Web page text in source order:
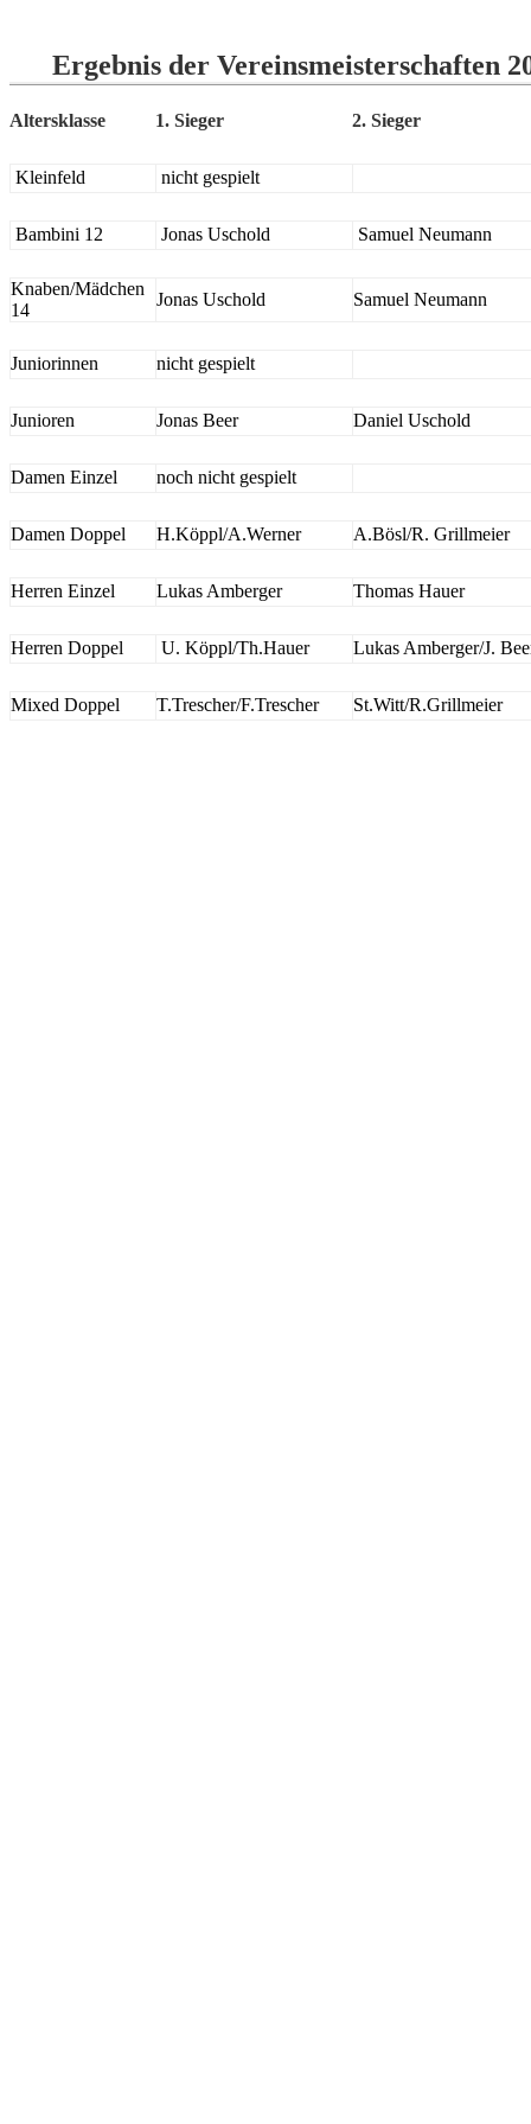
Ergebnis der Vereinsmeisterschaften
Altersklasse 1. Sieger 2. Sieger
Kleinfeld nicht gespielt
Bambini 12 Jonas Uschold Samuel Neumann
Knaben/Mädchen
14
Jonas Uschold Samuel Neumann
Juniorinnen nicht gespielt
Junioren Jonas Beer Daniel Uschold
Damen Einzel noch nicht gespielt
Damen Doppel H.Köppl/A.Werner A.Bösl/R. Grillmeier
Herren Einzel Lukas Amberger Thomas Hauer
Herren Doppel U. Köppl/Th.Hauer Lukas Amberger/J.
Mixed Doppel T.Trescher/F.Trescher St.Witt/R.Grillmeier